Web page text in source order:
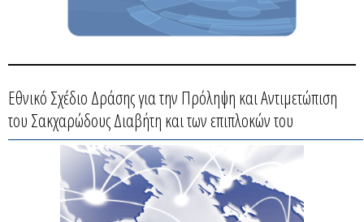
Εθνικό Σχέδιο Δράσης για την Πρόληψη και Αντιμετώπιση
του Σακχαρώδους Διαβήτη και των επιπλοκών του